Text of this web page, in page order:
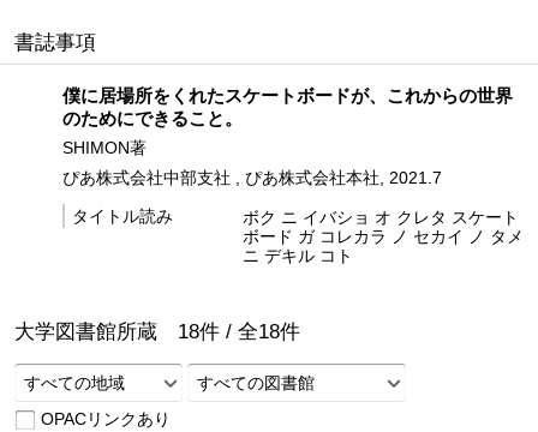
書誌事項
僕に居場所をくれたスケートボードが、これからの世界
のためにできること。
SHIMON著
ぴあ株式会社中部支社 , ぴあ株式会社本社, 2021.7
タイトル読み
ボク ニ イバショ オ クレタ スケート
ボード ガ コレカラ ノ セカイ ノ タメ
ニ デキル コト
大学図書館所蔵 18件 / 全18件
すべての地域
すべての図書館
OPACリンクあり